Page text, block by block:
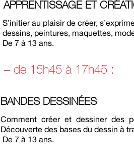
APPRENTISSAGE ET
S’initier au plaisir de créer,
dessins, peintures, maquettes,
De 7 à 13 ans.
– de 15h45 à 17h45 :
BANDES DESSINÉES
Comment créer et dessiner des
Découverte des bases du dessin à
De 7 à 13 ans.